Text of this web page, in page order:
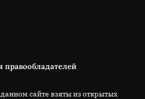
сайте взяты из открытых